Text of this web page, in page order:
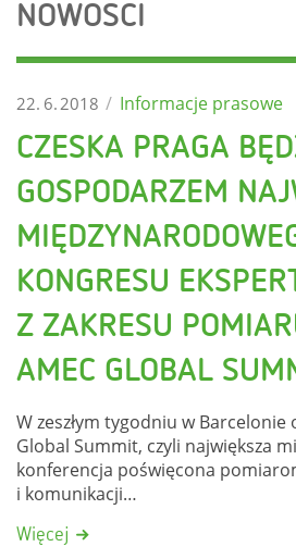
NOWOŚCI
22. 6. 2018 / Informacje prasowe
CZESKA PRAGA
GOSPODARZEM
KONGRESU
Z ZAKRESU
AMEC GLOBAL
W zeszłym tygodniu w Barcelonie
Global Summit, czyli największa
konferencja poświęcona
i komunikacji…
Więcej